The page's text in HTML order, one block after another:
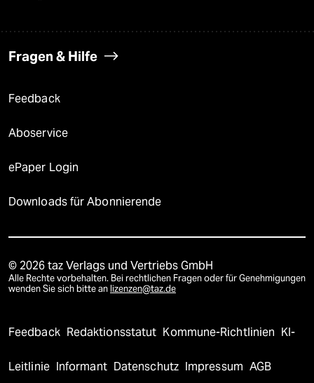
Fragen & Hilfe
Feedback
Aboservice
ePaper Login
Downloads für Abonnierende
© 2026 taz Verlags und Vertriebs GmbH
Alle Rechte vorbehalten. Bei rechtlichen Fragen oder für Genehmigungen
wenden Sie sich bitte an lizenzen@taz.de
Feedback Redaktionsstatut Kommune-Richtlinien KI-
Leitlinie Informant Datenschutz Impressum AGB